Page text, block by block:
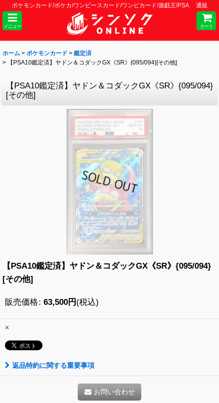
ポケモンカード/ポケカ/ワンピースカード/ワンピカード/遊戯王/PSA 通販
メニュー カート
ホーム > ポケモンカード > 鑑定済
>
【PSA10鑑定済】ヤドン＆コダックGX《SR》{095/094}[その他]
【PSA10鑑定済】ヤドン＆コダックGX《SR》{095/094}
[その他]
【PSA10鑑定済】ヤドン＆コダックGX《SR》{095/094}
[その他]
販売価格: 63,500円 (税込)
×
返品特約に関する重要事項
お問い合わせ